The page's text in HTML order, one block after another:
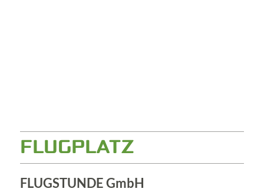
FLUGPLATZ
FLUGSTUNDE GmbH